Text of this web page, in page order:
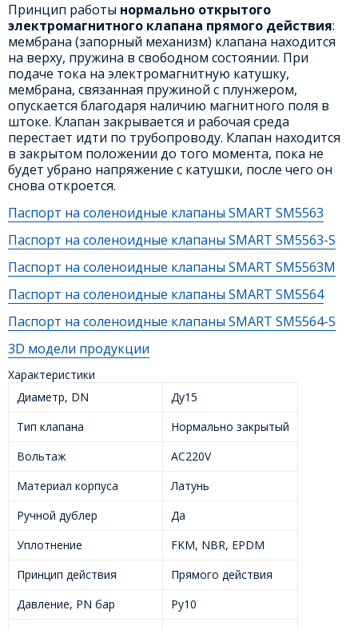
Принцип работы нормально открытого
электромагнитного клапана прямого действия:
мембрана (запорный механизм) клапана находится
на верху, пружина в свободном состоянии. При
подаче тока на электромагнитную катушку,
мембрана, связанная пружиной с плунжером,
опускается благодаря наличию магнитного поля в
штоке. Клапан закрывается и рабочая среда
перестает идти по трубопроводу. Клапан находится
в закрытом положении до того момента, пока не
будет убрано напряжение с катушки, после чего он
снова откроется.
Паспорт на соленоидные клапаны SMART SM5563
Паспорт на соленоидные клапаны SMART SM5563-S
Паспорт на соленоидные клапаны SMART SM5563M
Паспорт на соленоидные клапаны SMART SM5564
Паспорт на соленоидные клапаны SMART SM5564-S
3D модели продукции
Характеристики
Диаметр, DN
Ду15
Тип клапана
Нормально закрытый
Вольтаж
AC220V
Материал корпуса
Латунь
Ручной дублер
Да
Уплотнение
FKM, NBR, EPDM
Принцип действия
Прямого действия
Давление, PN бар
Ру10